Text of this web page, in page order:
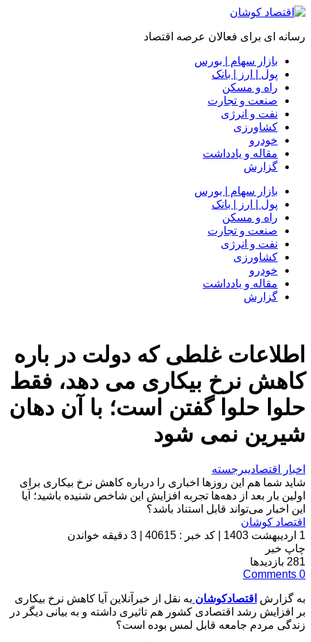
رسانه ای برای فعالان عرصه اقتصاد
بازار سهام | بورس
پول | ارز | بانک
راه و مسکن
صنعت و تجارت
نفت و انرژی
کشاورزی
خودرو
مقاله و یادداشت
گزارش
بازار سهام | بورس
پول | ارز | بانک
راه و مسکن
صنعت و تجارت
نفت و انرژی
کشاورزی
خودرو
مقاله و یادداشت
گزارش
اطلاعات غلطی که دولت در باره
کاهش نرخ بیکاری می دهد، فقط
حلوا حلوا گفتن است؛ با آن دهان
شیرین نمی شود
اخبار اقتصادیبرجسته
شاید شما هم این روزها اخباری را درباره کاهش نرخ بیکاری برای
اولین بار بعد از دهه‌ها تجربه افزایش این شاخص شنیده باشید؛ آیا
این اخبار می‌تواند قابل استناد باشد؟
اقتصاد کوشان
1 اردیبهشت 1403
کد خبر : 40615
3 دقیقه خواندن
چاپ خبر
281 بازدیدها
0
Comments
به گزارش اقتصادکوشان به نقل از خبرآنلاین آیا کاهش نرخ بیکاری
بر افزایش رشد اقتصادی کشور هم تاثیری داشته و به بیانی دیگر در
زندگی مردم جامعه قابل لمس بوده است؟